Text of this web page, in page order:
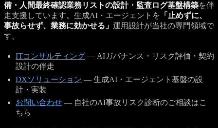
備・人間最終確認業務リストの設計・監査ログ基盤構築を伴
走支援しています。生成AI・エージェントを 「止めずに、
事故らせず、業務に効かせる」 運用設計が当社の専門領域で
す。
ITコンサルティング — AIガバナンス・リスク評価・契約
設計の伴走
DXソリューション — 生成AI・エージェント基盤の設
計・実装
お問い合わせ — 自社のAI事故リスク診断のご相談はこ
ちら